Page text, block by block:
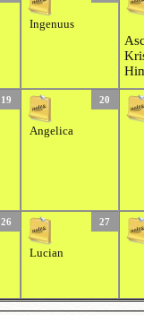
Ingenuus
19 20
Angelica
26 27
Lucian